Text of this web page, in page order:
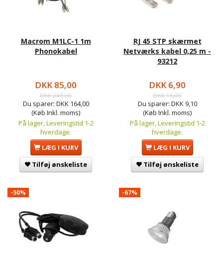
Macrom M1LC-1 1m
Phonokabel
DKK 85,00
DKK 249,00
Du sparer: DKK 164,00
(Køb Inkl. moms)
På lager, Leveringstid 1-2
hverdage.
LÆG I KURV
Tilføj ønskeliste
RJ 45 STP skærmet
Netværks kabel 0,25 m -
93212
DKK 6,90
DKK 16,00
Du sparer: DKK 9,10
(Køb Inkl. moms)
På lager, Leveringstid 1-2
hverdage.
LÆG I KURV
Tilføj ønskeliste
-50% -67%